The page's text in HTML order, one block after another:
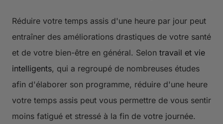
Réduire votre temps assis d'une heure par jour peut
entraîner des améliorations drastiques de votre santé
et de votre bien-être en général. Selon travail et vie
intelligents, qui a regroupé de nombreuses études
afin d'élaborer son programme, réduire d'une heure
votre temps assis peut vous permettre de vous sentir
moins fatigué et stressé à la fin de votre journée.